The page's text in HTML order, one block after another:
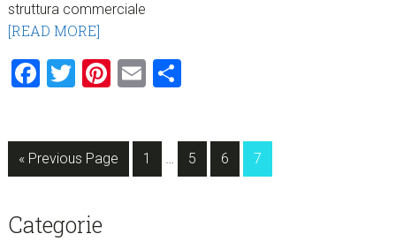
struttura commerciale
[READ MORE]
Facebook
Twitter
Pinterest
EmailCondividi
« Go
to
Previous Page Page
1
Interim
… Page
5 Page
6 Page
7
sidebar
Blog
Categorie